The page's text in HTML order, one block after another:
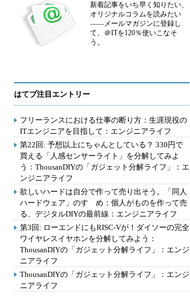
新着記事をいち早く知りたい、
オリジナルコラムを読みたい
――メールマガジンに登録し
て、＠ITを120％使いこなそ
う。
はてブ注目エントリー
フリーランスにおける仕事の断り方：生涯現役の
ITエンジニアを目指して：エンジニアライフ
第22回: 予想以上にちゃんとしている？ 330円で
買える「人感センサーライト」を分解してみよ
う：ThousanDIYの「ガジェット分解ライフ」：エ
ンジニアライフ
欲しいハードは自分で作って売り出そう。「同人
ハードウェア」のすゝめ：個人がものを作って売
る、デジタルDIYの最前線：エンジニアライフ
第3回: ローエンドにもRISC-Vが！ダイソーの完全
ワイヤレスイヤホンを分解してみよう：
ThousanDIYの「ガジェット分解ライフ」：エンジ
ニアライフ
ThousanDIYの「ガジェット分解ライフ」：エンジ
ニアライフ